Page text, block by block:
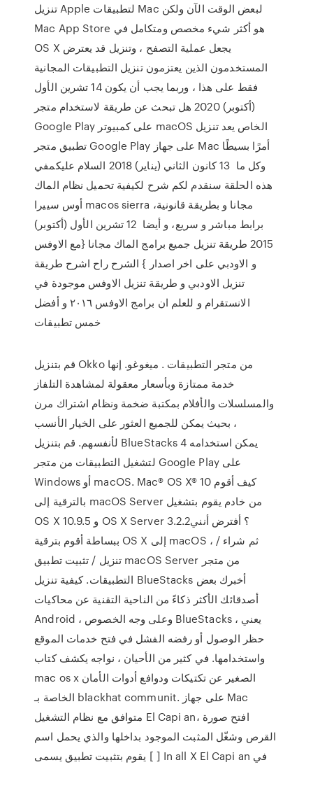
تنزيل Apple لتطبيقات Mac لبعض الوقت الآن ولكن
Mac App Store هو أكثر شيء مخصص ومتكامل في
OS X يجعل عملية التصفح ، وتنزيل قد يعترض
المستخدمون الذين يعتزمون تنزيل التطبيقات المجانية
فقط على هذا ، وربما يجب أن يكون 14 تشرين الأول
(أكتوبر) 2020 هل تبحث عن طريقة لاستخدام متجر
Google Play على كمبيوتر macOS الخاص يعد تنزيل
تطبيق متجر Google Play على جهاز Mac أمرًا بسيطًا
وكل ما 13 كانون الثاني (يناير) 2018 السلام عليكمفي
هذه الحلقة سنقدم لكم شرح لكيفية تحميل نظام الماك
أوس سييرا macos sierra مجانا و بطريقة قانونية،
برابط مباشر و سريع، و أيضا 12 تشرين الأول (أكتوبر)
2015 طريقة تنزيل جميع برامج الماك مجانا {مع الاوفس
و الاودبي على اخر اصدار } الشرح راح اشرح طريقة
تنزيل الاودبي و طريقة تنزيل الاوفس موجودة في
الانستقرام و للعلم ان برامج الاوفس ٢٠١٦ و أفضل
خمس تطبيقات
قم بتنزيل Okko من متجر التطبيقات . ميغوغو. إنها
خدمة ممتازة وبأسعار معقولة لمشاهدة التلفاز
والمسلسلات والأفلام بمكتبة ضخمة ونظام اشتراك مرن
، بحيث يمكن للجميع العثور على الخيار الأنسب
لأنفسهم. قم بتنزيل BlueStacks 4 يمكن استخدامه
لتشغيل التطبيقات من متجر Google Play على
Windows أو macOS. Mac® OS X® 10 كيف أقوم
بالترقية إلى macOS Server من خادم يقوم بتشغيل
OS X 10.9.5 و OS X Server 3.2.2؟ أفترض أنني
ببساطة أقوم بترقية OS X إلى macOS ، ثم شراء /
تنزيل / تثبيت تطبيق macOS Server من متجر
التطبيقات. كيفية تنزيل BlueStacks أخبرك بعض
أصدقائك الأكثر ذكاءً من الناحية التقنية عن محاكيات
Android ، وعلى وجه الخصوص BlueStacks ، يعني
حظر الوصول أو رفضه الفشل في فتح خدمات الموقع
واستخدامها. في كثير من الأحيان ، نواجه يكشف كتاب
mac os x الصغير عن تكتيكات ودوافع أدوات الأمان
الخاصة بـ blackhat communit. على جهاز Mac
متوافق مع نظام التشغيل El Capi an، افتح صورة
القرص وشغّل المثبت الموجود بداخلها والذي يحمل اسم
[ ] يقوم بتثبيت تطبيق يسمى In all X El Capi an في